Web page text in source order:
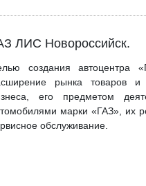
ЛИС Новороссийск.
создания автоцентра
рынка товаров и
его предметом
марки «ГАЗ», их
обслуживание.